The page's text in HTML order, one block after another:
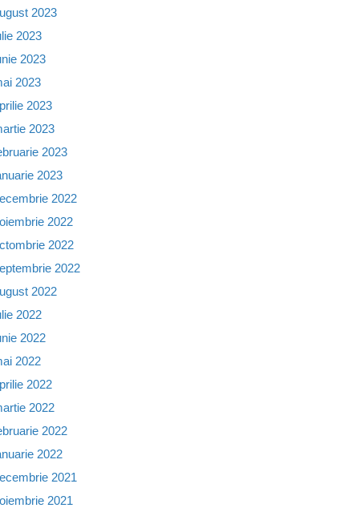
2023
2023
2023
2023
2023
2023
2023
2023
2022
2022
2022
2022
2022
2022
2022
2022
2022
2022
2022
2022
2021
2021